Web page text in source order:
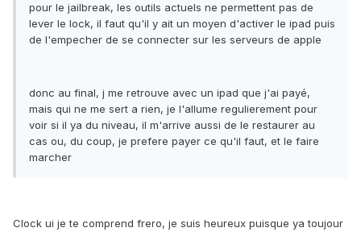
pour le jailbreak, les outils actuels ne permettent pas de
lever le lock, il faut qu'il y ait un moyen d'activer le ipad puis
de l'empecher de se connecter sur les serveurs de apple
donc au final, j me retrouve avec un ipad que j'ai payé,
mais qui ne me sert a rien, je l'allume regulierement pour
voir si il ya du niveau, il m'arrive aussi de le restaurer au
cas ou, du coup, je prefere payer ce qu'il faut, et le faire
marcher
Clock ui je te comprend frero, je suis heureux puisque ya toujour